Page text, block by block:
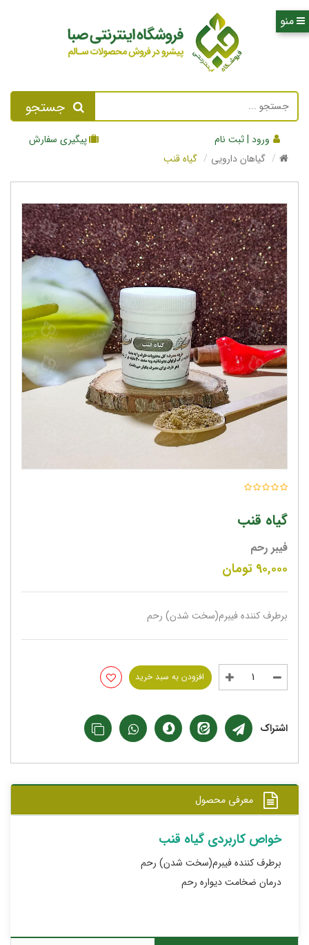
جستجو
ورود | ثبت نام
پیگیری سفارش
گیاهان دارویی
گیاه قنب
گیاه قنب
فیبر رحم
۹۰,۰۰۰ تومان
برطرف کننده فیبرم(سخت شدن) رحم
افزودن به سبد خرید
اشتراک
معرفی محصول
خواص کاربردی گیاه قنب
برطرف کننده فیبرم(سخت شدن) رحم
درمان ضخامت دیواره رحم